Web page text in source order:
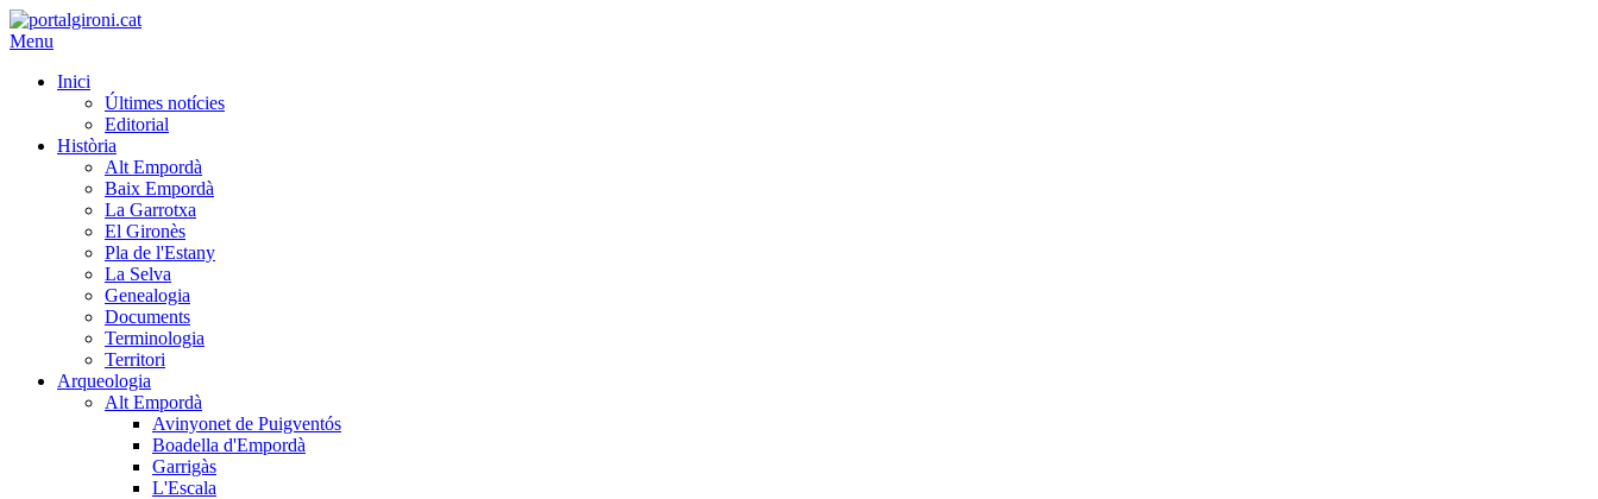
Menu
Inici
Últimes notícies
Editorial
Història
Alt Empordà
Baix Empordà
La Garrotxa
El Gironès
Pla de l'Estany
La Selva
Genealogia
Documents
Terminologia
Territori
Arqueologia
Alt Empordà
Avinyonet de Puigventós
Boadella d'Empordà
Garrigàs
L'Escala